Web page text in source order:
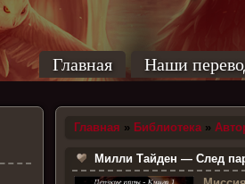
Главная Наши
Главная » Библиотека»
Милли Тайден — След